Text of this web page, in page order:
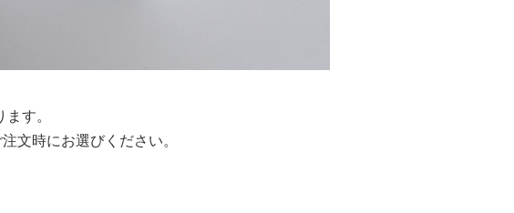
す。
文時にお選びください。